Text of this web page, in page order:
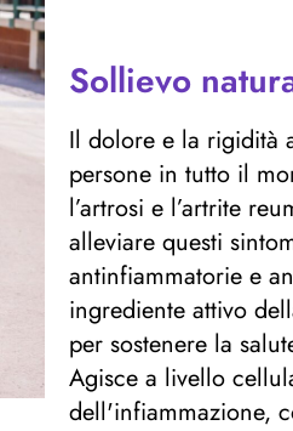
Sollievo
Il dolore e la rigidità
persone in tutto il
l’artrosi e l’artrite
alleviare questi
antinfiammatorie e
ingrediente attivo
per sostenere la
Agisce a livello
dell'infiammazione,